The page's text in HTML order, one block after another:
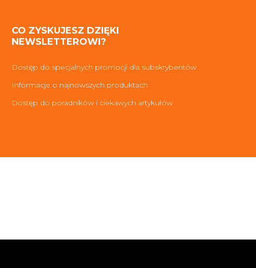
CO ZYSKUJESZ DZIĘKI
NEWSLETTEROWI?
Dostęp do specjalnych promocji dla subskrybentów
Informacje o najnowszych produktach
Dostęp do poradników i ciekawych artykułów